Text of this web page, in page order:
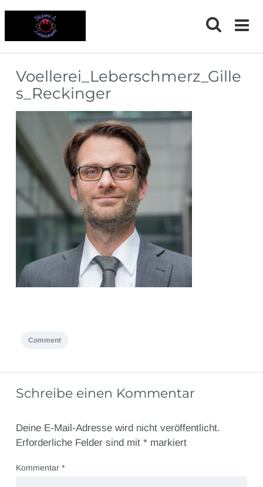
Voellerei_Leberschmerz_Gille
s_Reckinger
Comment
Schreibe einen Kommentar
Deine E-Mail-Adresse wird nicht veröffentlicht.
Erforderliche Felder sind mit *markiert
Kommentar *